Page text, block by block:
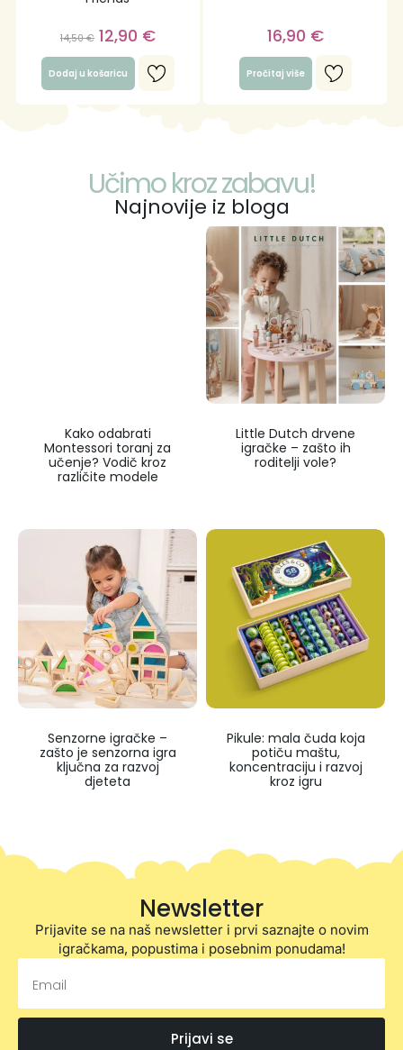
14,50€ 12,90 €
Dodaj u košaricu
16,90 €
Pročitaj više
Učimo kroz zabavu!
Najnovije iz bloga
Kako odabrati
Montessori toranj za
učenje? Vodič kroz
različite modele
Little Dutch drvene
igračke – zašto ih
roditelji vole?
Senzorne igračke –
zašto je senzorna igra
ključna za razvoj
djeteta
Pikule: mala čuda koja
potiču maštu,
koncentraciju i razvoj
kroz igru
Newsletter
Prijavite se na naš newsletter i prvi saznajte o novim
igračkama, popustima i posebnim ponudama!
Prijavi se